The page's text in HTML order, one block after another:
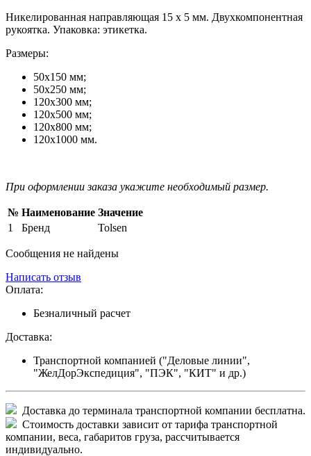
Никелированная направляющая 15 х 5 мм. Двухкомпонентная
рукоятка. Упаковка: этикетка.
Размеры:
50х150 мм;
50х250 мм;
120х300 мм;
120х500 мм;
120х800 мм;
120х1000 мм.
При оформлении заказа укажите необходимый размер.
№ Наименование Значение
1
Бренд Tolsen
Сообщения не найдены
Написать отзыв
Оплата:
Безналичный расчет
Доставка:
Транспортной компанией ("Деловые линии",
"ЖелДорЭкспедиция", "ПЭК", "КИТ" и др.)
Доставка до терминала транспортной компании бесплатна.
Стоимость доставки зависит от тарифа транспортной
компании, веса, габаритов груза, рассчитывается
индивидуально.